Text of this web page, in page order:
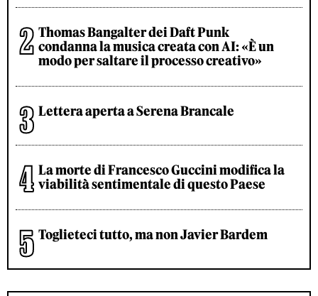
Thomas Bangalter dei Daft Punk
condanna la musica creata con AI: «È un
modo per saltare il processo creativo»
Lettera aperta a Serena Brancale
La morte di Francesco Guccini modifica la
viabilità sentimentale di questo Paese
Toglieteci tutto, ma non Javier Bardem